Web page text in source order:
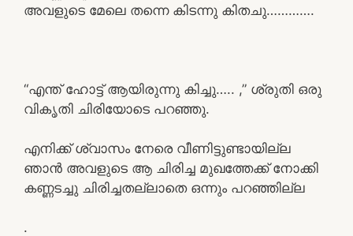
അവളുടെ മേലെ തന്നെ കിടന്നു കിതചു………….
“എന്ത് ഹോട്ട് ആയിരുന്നു കിച്ചു….. ,” ശ്രുതി ഒരു
വികൃതി ചിരിയോടെ പറഞ്ഞു.
എനിക്ക് ശ്വാസം നേരെ വീണിട്ടുണ്ടായില്ല
ഞാൻ അവളുടെ ആ ചിരിച്ച മുഖത്തേക്ക് നോക്കി
കണ്ണടച്ചു ചിരിച്ചതല്ലാതെ ഒന്നും പറഞ്ഞില്ല
.